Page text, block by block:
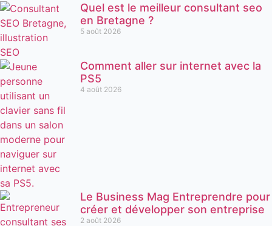
Quel est le meilleur consultant seo
en Bretagne ?
5 août 2026
Comment aller sur internet avec la
PS5
4 août 2026
Le Business Mag Entreprendre pour
créer et développer son entreprise
2 août 2026